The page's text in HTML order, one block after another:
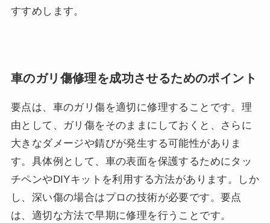
すすめします。
車のガリ傷修理を成功させるためのポイント
要点は、車のガリ傷を適切に修理することです。理
由として、ガリ傷をそのままにしておくと、さらに
大きなダメージや錆びが発生する可能性がありま
す。具体例として、車の表面を保護するためにタッ
チペンやDIYキットを利用する方法があります。しか
し、深い傷の場合はプロの技術が必要です。要点
は、適切な方法で早期に修理を行うことです。